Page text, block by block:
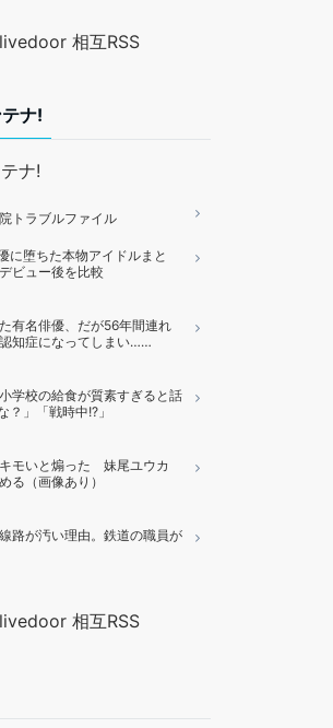
相互RSS
ナ!
ナ!
トラブルファイル
に堕ちた本物アイドルまと
ビュー後を比較
有名俳優、だが56年間連れ
知症になってしまい……
学校の給食が質素すぎると話
」「戦時中!?」
モいと煽った 妹尾ユウカ
る（画像あり）
路が汚い理由。鉄道の職員が
相互RSS